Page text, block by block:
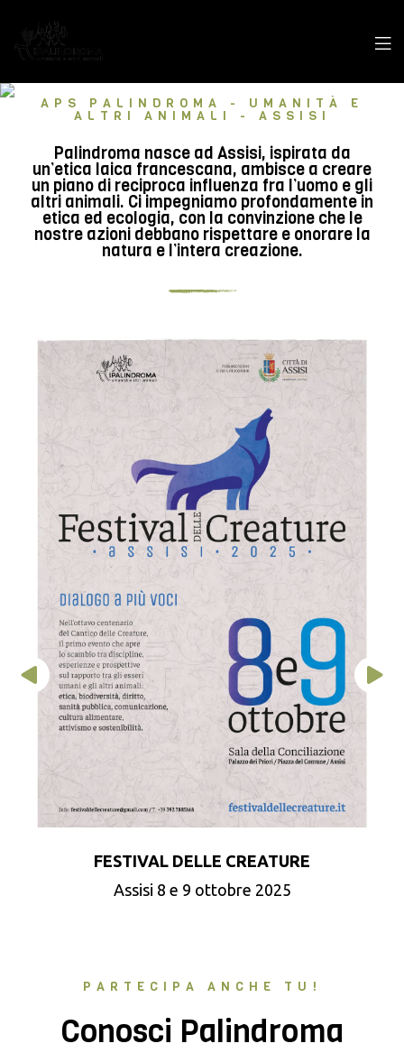
APS PALINDROMA - UMANITÀ E
ALTRI ANIMALI - ASSISI
Palindroma nasce ad Assisi, ispirata da
un’etica laica francescana, ambisce a creare
un piano di reciproca influenza fra l’uomo e gli
altri animali. Ci impegniamo profondamente in
etica ed ecologia, con la convinzione che le
nostre azioni debbano rispettare e onorare la
natura e l’intera creazione.
FESTIVAL DELLE CREATURE
Assisi 8 e 9 ottobre 2025
PARTECIPA ANCHE TU!
Conosci Palindroma